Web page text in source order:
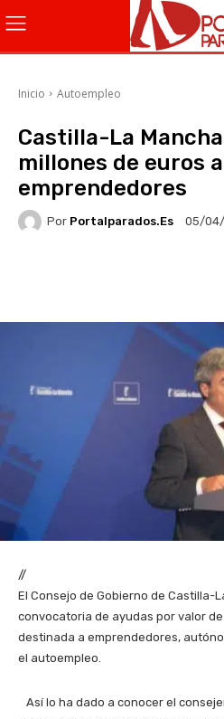
Inicio Autoempleo
Castilla-La
millones de euros
emprendedores
Por Portalparados.es 05/04/
//
El Consejo de Gobierno de Castilla-
convocatoria de ayudas por valor
destinada a emprendedores,
el autoempleo.
Así lo ha dado a conocer el